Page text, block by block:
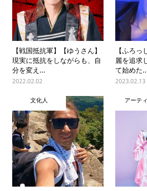
【戦国抵抗軍】【ゆうさん】
現実に抵抗をしながらも、自
分を変え...
2022.02.02
【ふろ
麗を追求
て始めた
2023.02.13
文化人 アーテ